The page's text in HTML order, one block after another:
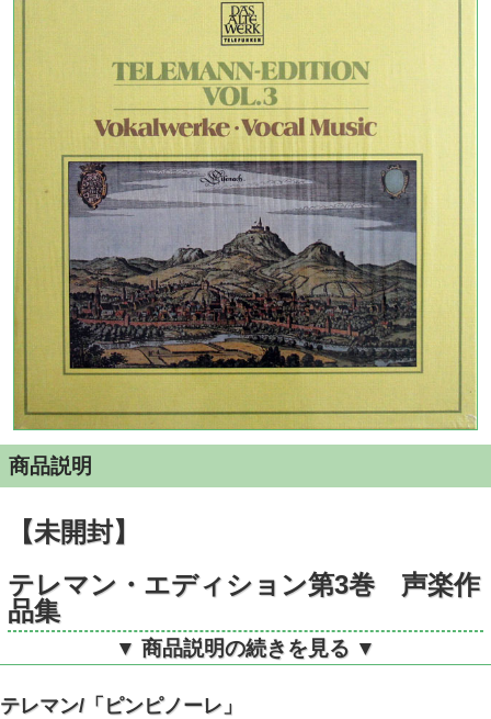
商品説明
【未開封】
テレマン・エディション第3巻 声楽作
品集
アーノンクールのテレマン/「最後の審
判の日」ほか
▼ 商品説明の続きを見る ▼
テレマン/「ピンピノーレ」